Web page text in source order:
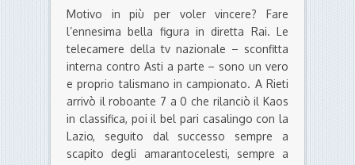
Motivo in più per voler vincere? Fare
l’ennesima bella figura in diretta Rai. Le
telecamere della tv nazionale – sconfitta
interna contro Asti a parte – sono un vero
e proprio talismano in campionato. A Rieti
arrivò il roboante 7 a 0 che rilanciò il Kaos
in classifica, poi il bel pari casalingo con la
Lazio, seguito dal successo sempre a
scapito degli amarantocelesti, sempre a